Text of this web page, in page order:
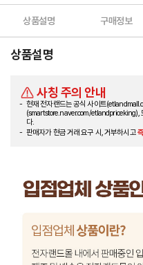
상품설명 구매정보
상품설명
사칭 주의 안내
현재 전자랜드는 공식 사이트
(smartstore.naver.com/etlandpriceking),
다.
판매자가 현금 거래 요구 시, 거부하시고